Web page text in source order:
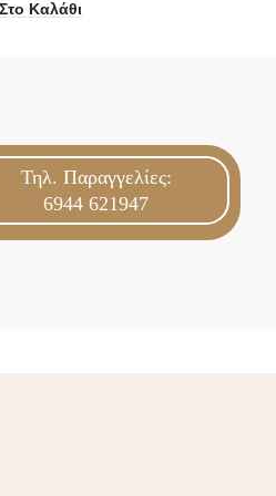
Καλάθι
Τηλ. Παραγγελίες:
6944 621947